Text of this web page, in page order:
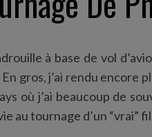
à base de vol
gros, j’ai rendu encore
où j’ai beaucoup de
au tournage d’un “vrai”